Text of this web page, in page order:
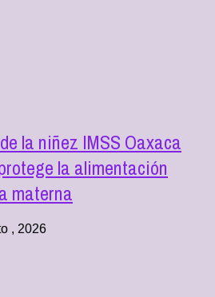
la niñez IMSS Oaxaca
la alimentación
materna
, 2026